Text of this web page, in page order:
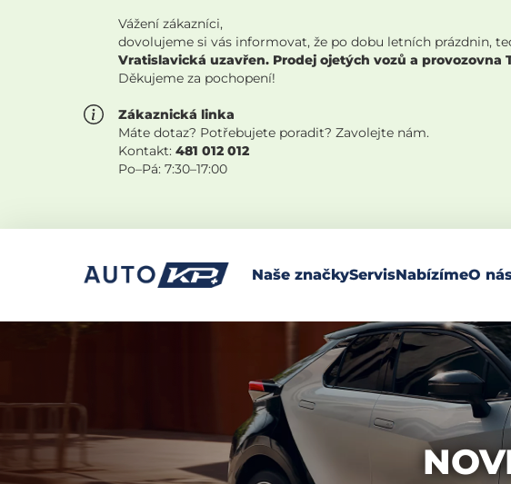
Vážení zákazníci,
dovolujeme si vás informovat, že po dobu letních prázdnin,
Vratislavická uzavřen. Prodej ojetých vozů a provozovna
Děkujeme za pochopení!
Zákaznická linka
Máte dotaz? Potřebujete poradit? Zavolejte nám.
Kontakt: 481 012 012
Po–Pá: 7:30–17:00
Naše značkyServisNabízímeO